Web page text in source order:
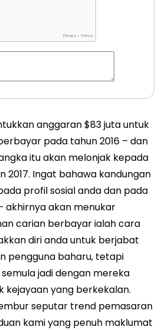
anggaran $83 juta untuk
pada tahun 2016 – dan
itu akan melonjak kepada
2017. Ingat bahawa kandungan
profil sosial anda dan pada
akhirnya akan menukar
carian berbayar ialah cara
diri anda untuk berjabat
pengguna baharu, tetapi
jadi dengan mereka
kejayaan yang berkekalan.
seputar trend pemasaran
kami yang penuh maklumat